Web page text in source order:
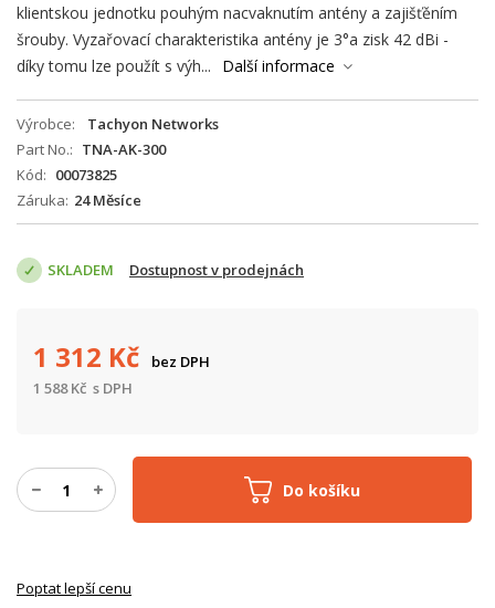
klientskou jednotku pouhým nacvaknutím antény a zajišťěním
šrouby. Vyzařovací charakteristika antény je 3°a zisk 42 dBi -
díky tomu lze použít s výh...
Další informace
Výrobce
Tachyon Networks
Part No.
TNA-AK-300
Kód
00073825
Záruka 24 Měsíce
SKLADEM Dostupnost v prodejnách
Do košíku
1 312 Kč
bez DPH
1 588Kč s DPH
Poptat lepší cenu